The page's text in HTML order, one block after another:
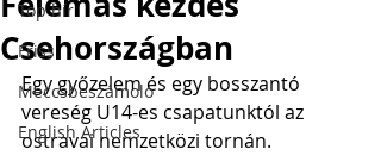
Top hír
Friss
Meccsbeszámoló
English Articles
Csehországban
Egy győzelem és egy bosszantó
vereség U14-es csapatunktól az
ostravai nemzetközi tornán.